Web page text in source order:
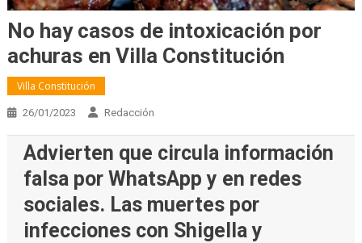
No hay casos de intoxicación por
achuras en Villa Constitución
Villa Constitución
26/01/2023 Redacción
Advierten que circula información
falsa por WhatsApp y en redes
sociales. Las muertes por
infecciones con Shigella y